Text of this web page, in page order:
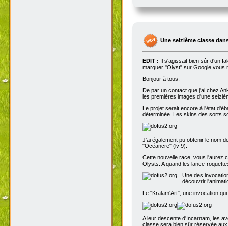
Une seizième classe
EDIT : Il s'agissait bien sûr d'un
marquer "Olyst" sur Google vous
Bonjour à tous,
De par un contact que j'ai chez
les premières images d'une
Le projet serait encore à l'état
déterminée. Les skins des sorts
J'ai également pu obtenir le nom
"Océancre" (lv 9).
Cette nouvelle race, vous l'aurez
Olysts. A quand les lance-
Une des
découvrir
Le "Kralam'Art", une invocation
A leur descente d'Incarnam, les
classe sera bien sûr réservée